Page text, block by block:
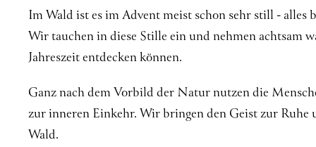
Im Wald ist es im Advent meist schon sehr still - alles
Wir tauchen in diese Stille ein und nehmen achtsam
Jahreszeit entdecken können.
Ganz nach dem Vorbild der Natur nutzen die
zur inneren Einkehr. Wir bringen den Geist zur Ruhe
Wald.